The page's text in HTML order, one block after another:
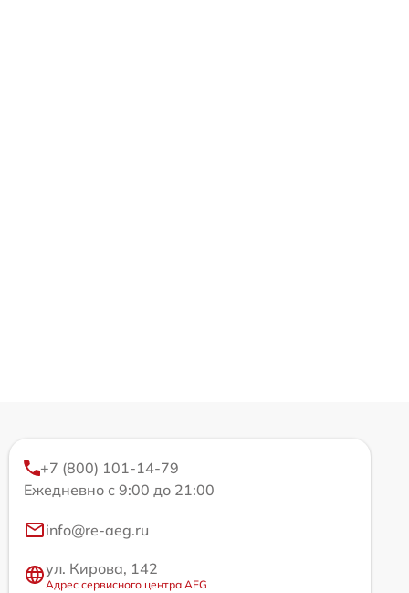
+7 (800) 101-14-79
Ежедневно с 9:00 до 21:00
info@re-aeg.ru
ул. Кирова, 142
Адрес сервисного центра AEG